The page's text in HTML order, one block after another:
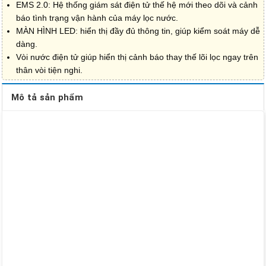
EMS 2.0: Hệ thống giám sát điện tử thế hệ mới theo dõi và cảnh
báo tình trạng vận hành của máy lọc nước.
MÀN HÌNH LED: hiển thị đầy đủ thông tin, giúp kiểm soát máy dễ
dàng.
Vòi nước điện tử giúp hiển thị cảnh báo thay thế lõi lọc ngay trên
thân vòi tiện nghi.
Mô tả sản phẩm